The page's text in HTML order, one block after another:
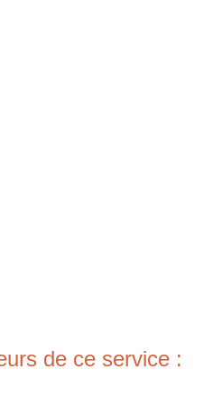
de ce service :